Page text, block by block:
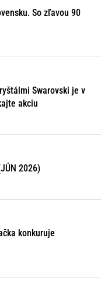
So zľavou 90
Swarovski je v
akciu
2026)
konkuruje